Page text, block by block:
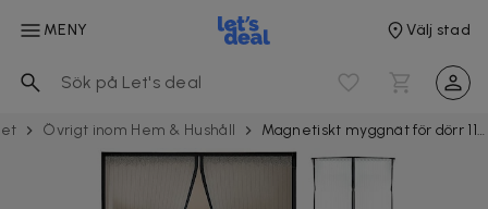
MENY Välj stad
Övrigt inom Hem & Hushåll Magnetiskt myggnät för dörr 110x220 cm svart polyester med stift